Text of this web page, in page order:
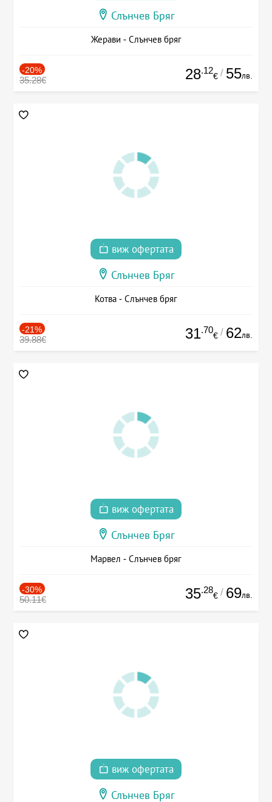
Слънчев Бряг
Жерави - Слънчев бряг
-20%
35.28€ 28.12
€ / 55лв.
виж офертата
Слънчев Бряг
Котва - Слънчев бряг
-21%
39.88€ 31.70
€ / 62лв.
виж офертата
Слънчев Бряг
Марвел - Слънчев бряг
-30%
50.11€ 35.28
€ / 69лв.
виж офертата
Слънчев Бряг